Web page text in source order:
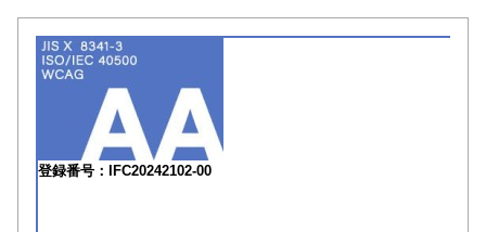
登録番号：IFC20242102-00